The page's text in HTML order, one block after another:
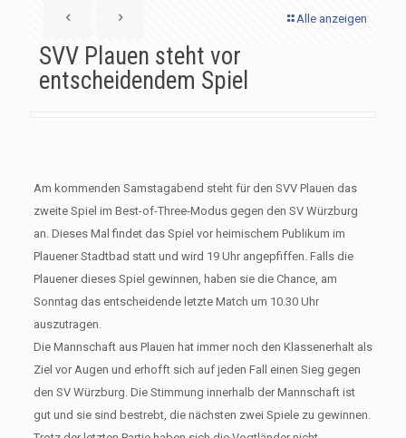
Alle anzeigen
SVV Plauen steht vor
entscheidendem Spiel
Am kommenden Samstagabend steht für den SVV Plauen das
zweite Spiel im Best-of-Three-Modus gegen den SV Würzburg
an. Dieses Mal findet das Spiel vor heimischem Publikum im
Plauener Stadtbad statt und wird 19 Uhr angepfiffen. Falls die
Plauener dieses Spiel gewinnen, haben sie die Chance, am
Sonntag das entscheidende letzte Match um 10.30 Uhr
auszutragen.
Die Mannschaft aus Plauen hat immer noch den Klassenerhalt als
Ziel vor Augen und erhofft sich auf jeden Fall einen Sieg gegen
den SV Würzburg. Die Stimmung innerhalb der Mannschaft ist
gut und sie sind bestrebt, die nächsten zwei Spiele zu gewinnen.